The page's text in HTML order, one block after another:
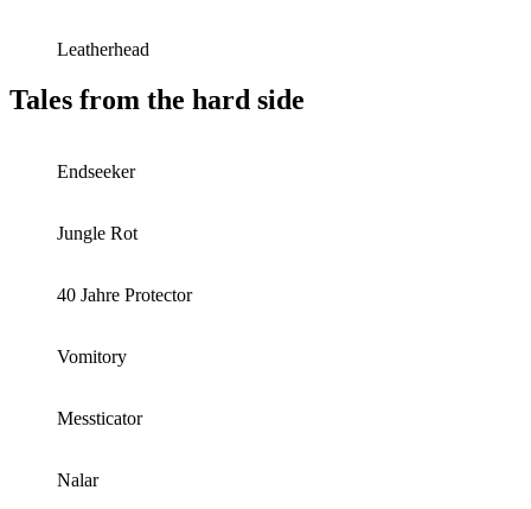
Leatherhead
Tales from the hard side
Endseeker
Jungle Rot
40 Jahre Protector
Vomitory
Messticator
Nalar